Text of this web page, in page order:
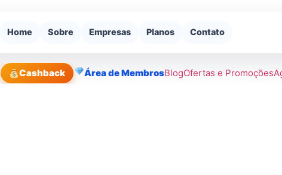
Home Sobre Empresas Planos Contato
Cashback Área de MembrosBlogOfertas e Promoções